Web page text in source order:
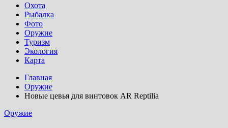
Охота
Рыбалка
Фото
Оружие
Туризм
Экология
Карта
Главная
Оружие
Новые цевья для винтовок AR Reptilia
Оружие